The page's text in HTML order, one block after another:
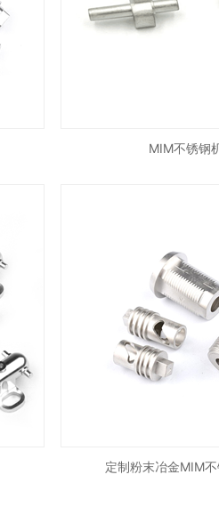
MIM不锈钢
定制粉末冶金MIM